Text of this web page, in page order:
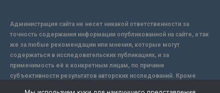
Администрация сайта не несет никакой ответственности за
точность содержания информации опубликованной на сайте, а так
же за любые рекомендации или мнения, которые могут
содержаться в исследовательских публикациях, и за
применимость её к конкретным лицам, по причине
субъективности результатов авторских исследований. Кроме